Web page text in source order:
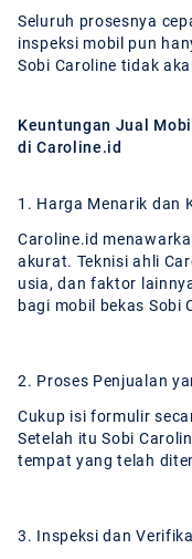
Seluruh prosesnya
inspeksi mobil pun
Sobi Caroline tidak
Keuntungan Jual
di Caroline.id
1. Harga Menarik dan
Caroline.id
akurat. Teknisi ahli
usia, dan faktor
bagi mobil bekas Sobi
2. Proses Penjualan
Cukup isi formulir
Setelah itu Sobi
tempat yang telah
3. Inspeksi dan